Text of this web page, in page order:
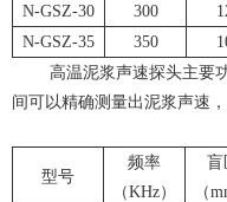
N-GSZ-30 300
N-GSZ-35
350
高温泥浆声速探头主要功
间可以精确测量出泥浆声速
型号
频率
（KHz）
盲
（